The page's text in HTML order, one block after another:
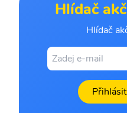
Hlídač
Hlídač